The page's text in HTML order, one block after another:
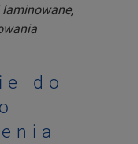
do